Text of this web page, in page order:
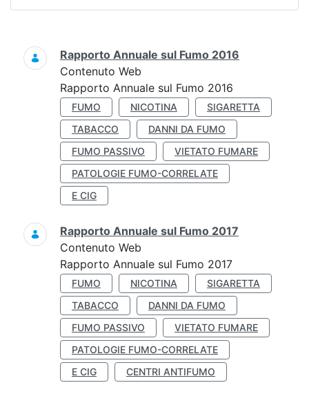
Ricerca
Rapporto Annuale sul Fumo 2016
Contenuto Web
Rapporto Annuale sul Fumo 2016
FUMO NICOTINA
SIGARETTA
TABACCO
DANNI DA FUMO
FUMO PASSIVO
VIETATO FUMARE
PATOLOGIE FUMO-CORRELATE
E CIG
Rapporto Annuale sul Fumo 2017
Contenuto Web
Rapporto Annuale sul Fumo 2017
FUMO NICOTINA
SIGARETTA
TABACCO
DANNI DA FUMO
FUMO PASSIVO
VIETATO FUMARE
PATOLOGIE FUMO-CORRELATE
E CIG
CENTRI ANTIFUMO